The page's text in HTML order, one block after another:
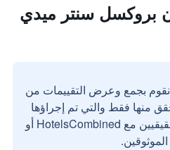
بروكسل سنتر ميدي
نقوم بجمع وعرض التقييمات من
منها فقط والتي تم إجراؤها
بواسطة مستخدمين حقيقيين مع HotelsCombined أو